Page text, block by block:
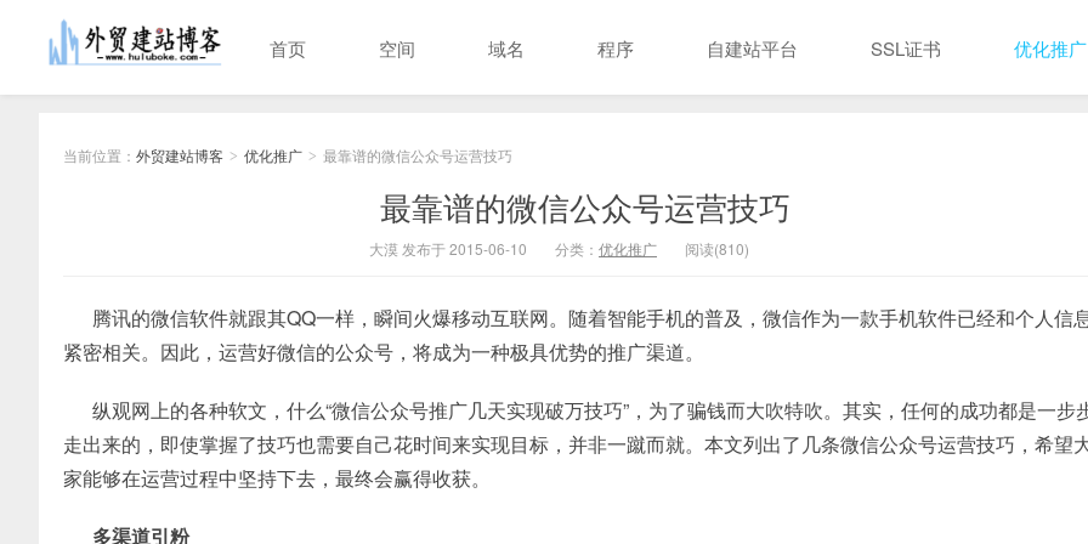
首页 空间 域名 程序 自建站平台 SSL证书 优化推广
当前位置： 外贸建站博客 > 优化推广 > 最靠谱的微信公众号运营技巧
最靠谱的微信公众号运营技巧
大漠 发布于 2015-06-10 分类： 优化推广 阅读(810)
腾讯的微信软件就跟其QQ一样，瞬间火爆移动互联网。随着智能手机的普及，微信作为一款手机软件已经和个人信
紧密相关。因此，运营好微信的公众号，将成为一种极具优势的推广渠道。
纵观网上的各种软文，什么“微信公众号推广几天实现破万技巧”，为了骗钱而大吹特吹。其实，任何的成功都是一步
走出来的，即使掌握了技巧也需要自己花时间来实现目标，并非一蹴而就。本文列出了几条微信公众号运营技巧，希望
家能够在运营过程中坚持下去，最终会赢得收获。
多渠道引粉